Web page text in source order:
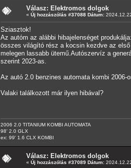
Válasz: Elektromos dolgok
« Új hozzászólás #37088 Dátum:
Sziasztok!
Az autóm az alábbi hibajelenséget
összes világító rész a kocsin kezdve az
melegen lassabb ütemű.Autószervíz a
szerint 2023-as.
Az autó 2.0 benzines automata kombi 2006-
Valaki találkozott már ilyen hibával?
2006 2.0 TITANIUM KOMBI AUTOMATA
98' 2.0 GLX
ex: 99' 1.6 CLX KOMBI
Válasz: Elektromos dolgok
« Új hozzászólás #37089 Dátum: